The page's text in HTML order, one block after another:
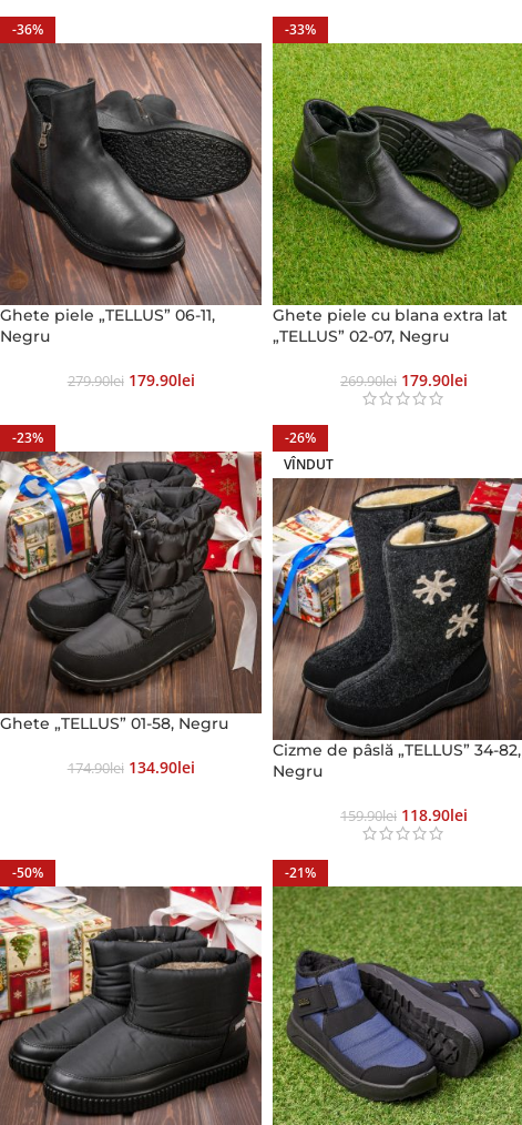
-36%
Ghete piele „TELLUS” 06-11,
Negru
279.90Lei 179.90Lei
-33%
Ghete piele cu blana extra lat
„TELLUS” 02-07, Negru
269.90Lei 179.90Lei
-23%
Ghete „TELLUS” 01-58, Negru
174.90Lei 134.90Lei
-26%
VÎNDUT
Сizme de pâslă „TELLUS” 34-82,
Negru
159.90Lei 118.90Lei
-50% -21%